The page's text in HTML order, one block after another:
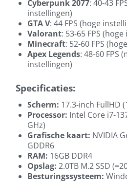
Cyberpunk 2077: 40-43
instellingen)
GTA V: 44 FPS (hoge
Valorant: 53-65 FPS
Minecraft: 52-60 FPS
Apex Legends: 48-60 FPS
instellingen)
Specificaties:
Scherm: 17.3-inch FullHD
Processor: Intel Core i7-
GHz)
Grafische kaart: NVIDIA
GDDR6
RAM: 16GB DDR4
Opslag: 2.0TB M.2 SSD
Besturingssysteem: